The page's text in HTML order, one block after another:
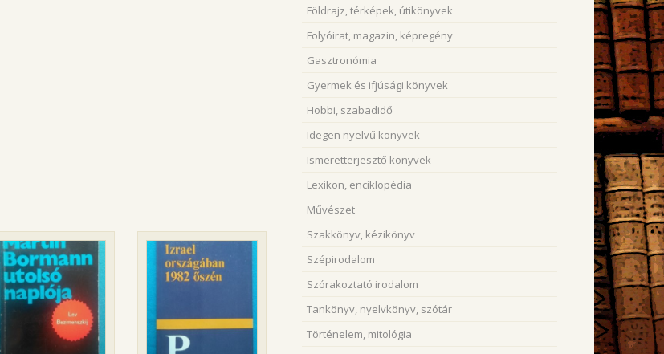
Földrajz, térképek, útikönyvek
Folyóirat, magazin, képregény
Gasztronómia
Gyermek és ifjúsági könyvek
Hobbi, szabadidő
Idegen nyelvű könyvek
Ismeretterjesztő könyvek
Lexikon, enciklopédia
Művészet
Szakkönyv, kézikönyv
Szépirodalom
Szórakoztató irodalom
Tankönyv, nyelvkönyv, szótár
Történelem, mitológia